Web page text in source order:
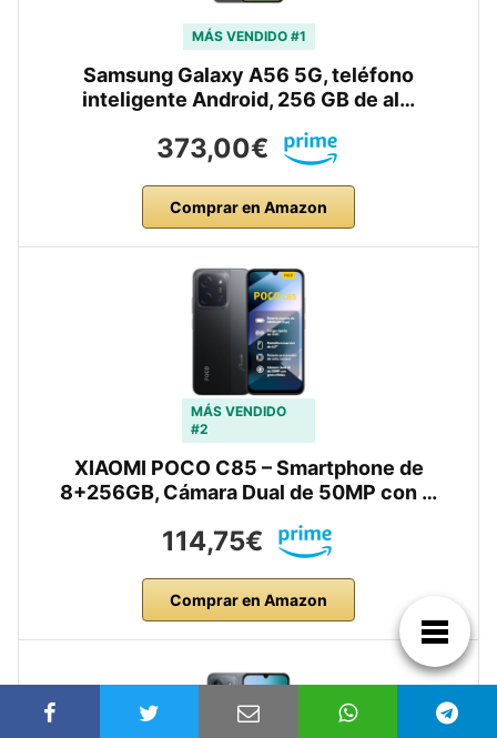
MÁS VENDIDO #1
Samsung Galaxy A56 5G, teléfono
inteligente Android, 256 GB de al…
373,00€
Comprar en Amazon
MÁS VENDIDO
#2
XIAOMI POCO C85 – Smartphone de
8+256GB, Cámara Dual de 50MP con …
114,75€
Comprar en Amazon